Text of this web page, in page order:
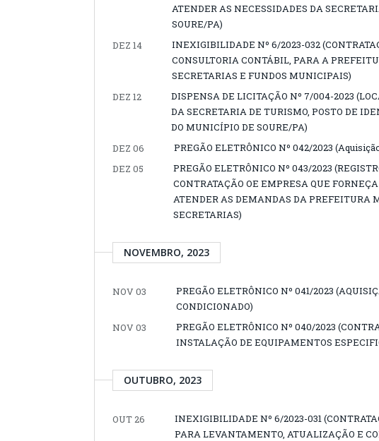
ATENDER AS NECESSIDADES DA
SOURE/PA)
DEZ 14
INEXIGIBILIDADE Nº 6/2023-032
CONSULTORIA CONTÁBIL, PARA A
SECRETARIAS E FUNDOS MUNICIPAIS)
DEZ 12
DISPENSA DE LICITAÇÃO Nº 7/004-2023
DA SECRETARIA DE TURISMO, POSTO DE
DO MUNICÍPIO DE SOURE/PA)
DEZ 06
PREGÃO ELETRÔNICO Nº 042/2023
DEZ 05
PREGÃO ELETRÔNICO Nº 043/2023
CONTRATAÇÃO OE EMPRESA QUE
ATENDER AS DEMANDAS DA PREFEITURA
SECRETARIAS)
NOVEMBRO, 2023
NOV 03
PREGÃO ELETRÔNICO Nº 041/2023
CONDICIONADO)
NOV 03
PREGÃO ELETRÔNICO Nº 040/2023
INSTALAÇÃO DE EQUIPAMENTOS
OUTUBRO, 2023
OUT 26
INEXIGIBILIDADE Nº 6/2023-031
PARA LEVANTAMENTO, ATUALIZAÇÃO E